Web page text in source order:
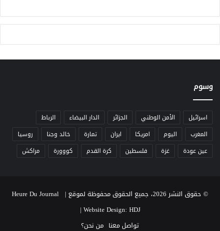
.
.
ل
أ
ع
وسوم
اسرائيل الأمن الوطني الجزائر الدار البيضاء
الرباط
المغرب
اليوم امريكا ايران تمارة خالد وجنا
روسيا
عين عودة
غزة فلسطين كرة القدم كووورة مراكش
© حقوق النشر 2026، جميع الحقوق محفوظة لموقع Heure Du Journal |
Website Design: HDJ
|
تواصل معنا من نحن؟